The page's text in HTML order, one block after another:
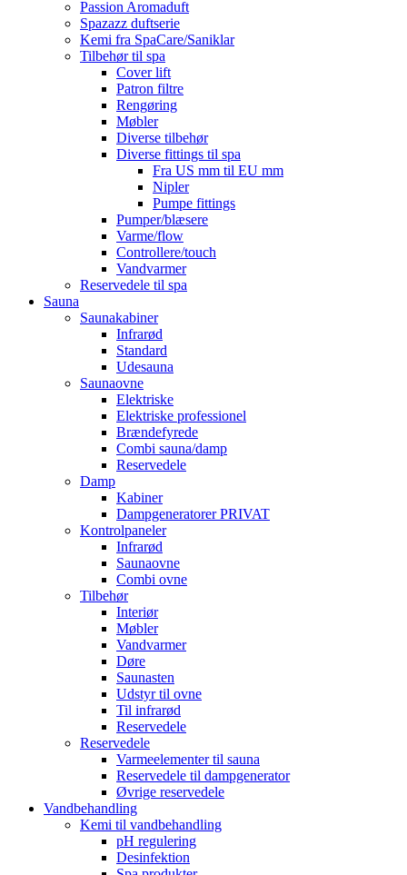
Passion Aromaduft
Spazazz duftserie
Kemi fra SpaCare/Saniklar
Tilbehør til spa
Cover lift
Patron filtre
Rengøring
Møbler
Diverse tilbehør
Diverse fittings til spa
Fra US mm til EU mm
Nipler
Pumpe fittings
Pumper/blæsere
Varme/flow
Controllere/touch
Vandvarmer
Reservedele til spa
Sauna
Saunakabiner
Infrarød
Standard
Udesauna
Saunaovne
Elektriske
Elektriske professionel
Brændefyrede
Combi sauna/damp
Reservedele
Damp
Kabiner
Dampgeneratorer PRIVAT
Kontrolpaneler
Infrarød
Saunaovne
Combi ovne
Tilbehør
Interiør
Møbler
Vandvarmer
Døre
Saunasten
Udstyr til ovne
Til infrarød
Reservedele
Reservedele
Varmeelementer til sauna
Reservedele til dampgenerator
Øvrige reservedele
Vandbehandling
Kemi til vandbehandling
pH regulering
Desinfektion